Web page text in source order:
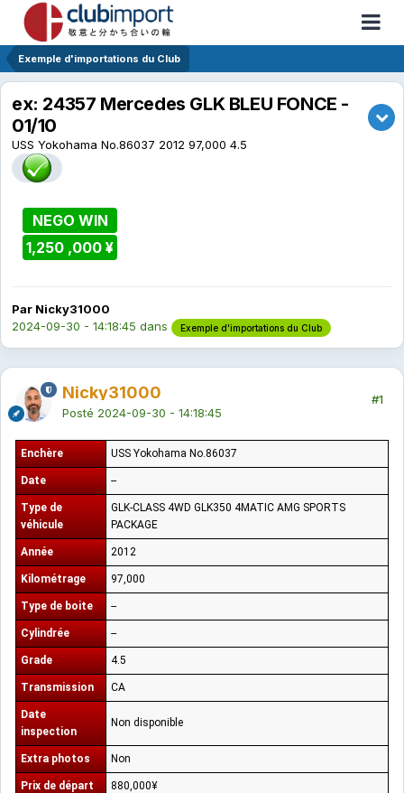
Exemple d'importations du Club
ex: 24357 Mercedes GLK BLEU FONCE -
01/10
USS Yokohama No.86037 2012 97,000 4.5
NEGO WIN
1,250 ,000 ¥
Par Nicky31000
2024-09-30 - 14:18:45 dans Exemple d'importations du Club
Nicky31000
Posté 2024-09-30 - 14:18:45
#1
Enchère USS Yokohama No.86037
Date --
Type de
véhicule
GLK-CLASS 4WD GLK350 4MATIC AMG SPORTS
PACKAGE
Année 2012
Kilométrage 97,000
Type de boite --
Cylindrée --
Grade 4.5
Transmission CA
Date
inspection
Non disponible
Extra photos Non
Prix de départ 880,000¥